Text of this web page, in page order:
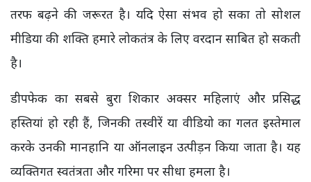
तरफ बढ़ने की जरूरत है। यदि ऐसा संभव हो सका तो सोशल
मीडिया की शक्ति हमारे लोकतंत्र के लिए वरदान साबित हो सकती
है।
डीपफेक का सबसे बुरा शिकार अक्सर महिलाएं और प्रसिद्ध
हस्तियां हो रही हैं, जिनकी तस्वीरें या वीडियो का गलत इस्तेमाल
करके उनकी मानहानि या ऑनलाइन उत्पीड़न किया जाता है। यह
व्यक्तिगत स्वतंत्रता और गरिमा पर सीधा हमला है।